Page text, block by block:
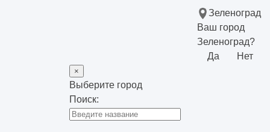
Зеленоград
Ваш город
Зеленоград?
Да
Нет
×
Выберите город
Поиск: